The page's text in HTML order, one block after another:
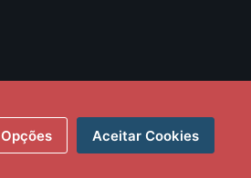
Opções Aceitar Cookies